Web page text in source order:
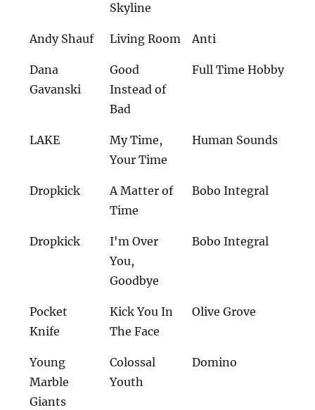
Skyline
Andy Shauf Living Room Anti
Dana
Gavanski
Good
Instead of
Bad
Full Time Hobby
LAKE
My Time,
Your Time
Human Sounds
Dropkick
A Matter of
Time
Bobo Integral
Dropkick
I'm Over
You,
Goodbye
Bobo Integral
Pocket
Knife
Kick You In
The Face
Olive Grove
Young
Marble
Giants
Colossal
Youth
Domino